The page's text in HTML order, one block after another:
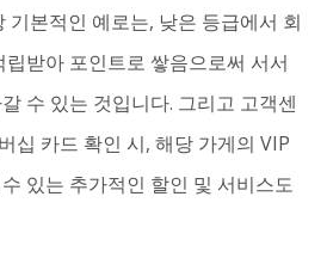
기본적인 예로는, 낮은 등급에서 회
받아 포인트로 쌓음으로써 서서
수 있는 것입니다. 그리고 고객센
십 카드 확인 시, 해당 가게의 VIP
있는 추가적인 할인 및 서비스도